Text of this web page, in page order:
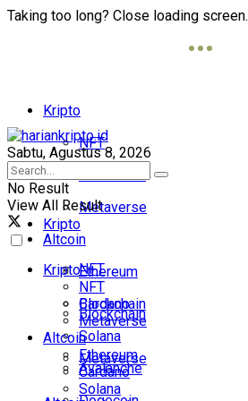
Taking too long? Close loading screen.
Kripto
NFT
Blockchain
Metaverse
Altcoin
Ethereum
Cardano
Solana
Avalanche
Sabtu, Agustus 8, 2026
No Result
View All Result
Kripto
NFT
Blockchain
Metaverse
Kripto
NFT
Blockchain
Metaverse
Altcoin
Ethereum
Cardano
Solana